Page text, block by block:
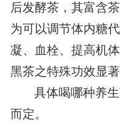
后发酵茶，其富含
为可以调节体内糖
凝、血栓、提高机
黑茶之特殊功效显
具体喝哪种养
而定。